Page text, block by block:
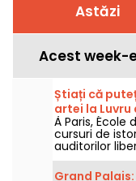
Astăzi
Acest week-
Știați că
artei la Luvru
À Paris, École
cursuri de
auditorilor
fiecare an,
Conferințe
Grand